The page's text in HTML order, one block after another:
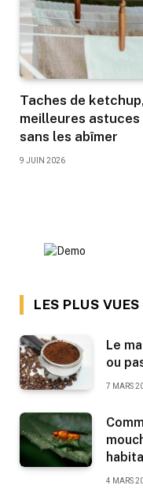
Taches de
meilleures
sans les abîmer
9 JUIN 2026
LES PLUS VUES
Le
ou
7 MARS
4 MARS